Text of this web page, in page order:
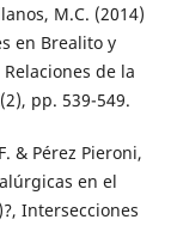
M.C. (2014)
en Brealito y
de la
pp. 539-549.
& Pérez Pieroni,
en el
Intersecciones